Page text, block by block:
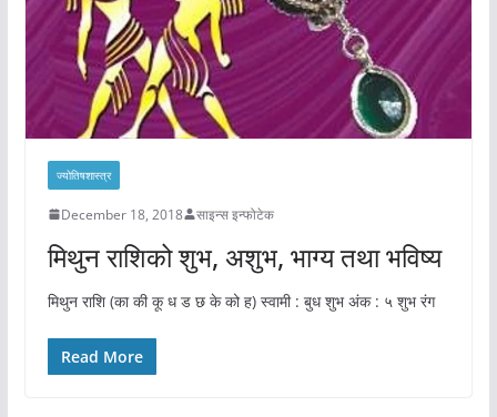
ज्योतिषशास्त्र
December 18, 2018 साइन्स इन्फोटेक
मिथुन राशिको शुभ, अशुभ, भाग्य तथा भविष्य
मिथुन राशि (का की कू ध ड छ के को ह) स्वामी : बुध शुभ अंक : ५ शुभ रंग
Read More